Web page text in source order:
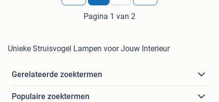
Pagina 1 van 2
Unieke Struisvogel Lampen voor Jouw Interieur
Gerelateerde zoektermen
Populaire zoektermen